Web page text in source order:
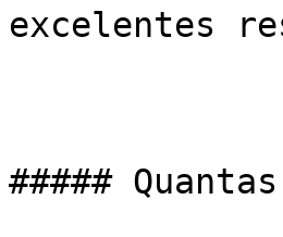
excelentes
#####